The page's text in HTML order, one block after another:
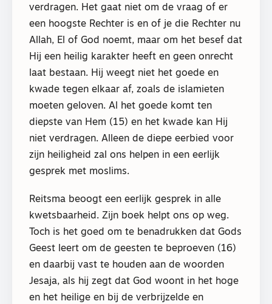
verdragen. Het gaat niet om de vraag of er
een hoogste Rechter is en of je die Rechter nu
Allah, El of God noemt, maar om het besef dat
Hij een heilig karakter heeft en geen onrecht
laat bestaan. Hij weegt niet het goede en
kwade tegen elkaar af, zoals de islamieten
moeten geloven. Al het goede komt ten
diepste van Hem (15) en het kwade kan Hij
niet verdragen. Alleen de diepe eerbied voor
zijn heiligheid zal ons helpen in een eerlijk
gesprek met moslims.
Reitsma beoogt een eerlijk gesprek in alle
kwetsbaarheid. Zijn boek helpt ons op weg.
Toch is het goed om te benadrukken dat Gods
Geest leert om de geesten te beproeven (16)
en daarbij vast te houden aan de woorden
Jesaja, als hij zegt dat God woont in het hoge
en het heilige en bij de verbrijzelde en